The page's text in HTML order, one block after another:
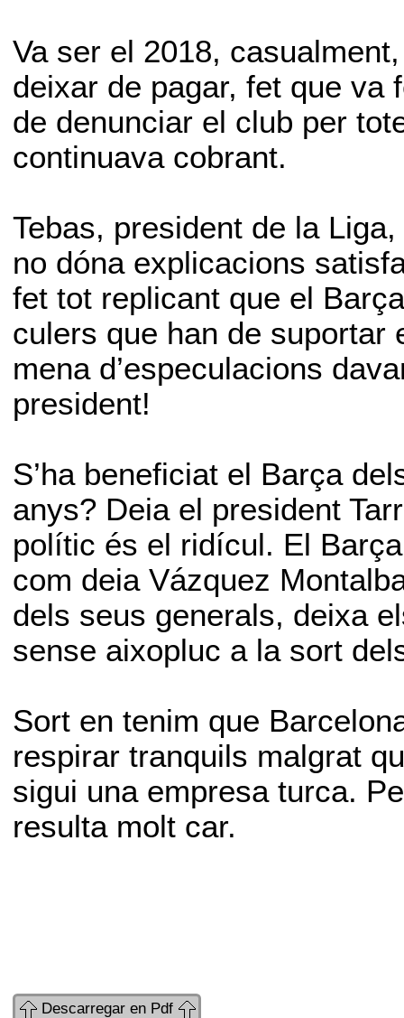
Va ser el 2018,
deixar de pagar, fet que va
de denunciar el club per
continuava cobrant.
Tebas, president de la
no dóna explicacions
fet tot replicant que el
culers que han de suportar
mena d’especulacions
president!
S’ha beneficiat el Barça
anys? Deia el president
polític és el ridícul. El
com deia Vázquez
dels seus generals, deixa
sense aixopluc a la sort
Sort en tenim que
respirar tranquils malgrat
sigui una empresa turca.
resulta molt car.
Descarregar en Pdf